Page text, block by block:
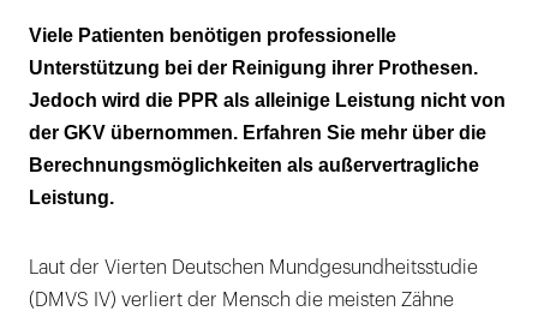
Viele Patienten benötigen professionelle
Unterstützung bei der Reinigung ihrer Prothesen.
Jedoch wird die PPR als alleinige Leistung nicht von
der GKV übernommen. Erfahren Sie mehr über die
Berechnungsmöglichkeiten als außervertragliche
Leistung.
Laut der Vierten Deutschen Mundgesundheitsstudie
(DMVS IV) verliert der Mensch die meisten Zähne